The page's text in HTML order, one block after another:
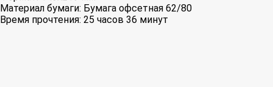
Материал бумаги: Бумага офсетная 62/80
Время прочтения: 25 часов 36 минут